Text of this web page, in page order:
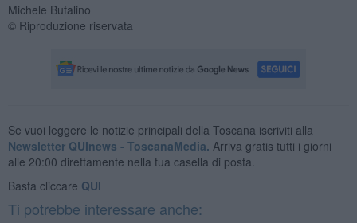
Michele Bufalino
© Riproduzione riservata
Se vuoi leggere le notizie principali della Toscana iscriviti alla
Newsletter QUInews - ToscanaMedia. Arriva gratis tutti i giorni
alle 20:00 direttamente nella tua casella di posta.
Basta cliccare QUI
Ti potrebbe interessare anche: